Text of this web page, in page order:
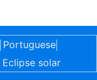
Portuguese|
Eclipse solar